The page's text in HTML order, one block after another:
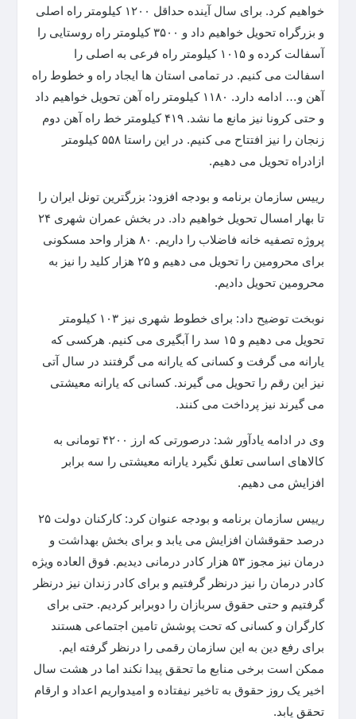
خواهیم کرد. برای سال آینده حداقل ۱۲۰۰ کیلومتر راه اصلی
و بزرگراه تحویل خواهیم داد و ۳۵۰۰ کیلومتر راه روستایی را
آسفالت کرده و ۱۰۱۵ کیلومتر راه فرعی به اصلی را
اسفالت می کنیم. در تمامی استان ها ایجاد راه و خطوط راه
آهن و… ادامه دارد. ۱۱۸۰ کیلومتر راه آهن تحویل خواهیم داد
و حتی کرونا نیز مانع ما نشد. ۴۱۹ کیلومتر خط راه آهن دوم
زنجان را نیز افتتاح می کنیم. در این راستا ۵۵۸ کیلومتر
ازادراه تحویل می دهیم.
رییس سازمان برنامه و بودجه افزود: بزرگترین تونل ایران را
تا بهار امسال تحویل خواهیم داد. در بخش عمران شهری ۲۴
پروژه تصفیه خانه فاضلاب را داریم. ۸۰ هزار واحد مسکونی
برای محرومین را تحویل می دهیم و ۲۵ هزار کلید را نیز به
محرومین تحویل دادیم.
نوبخت توضیح داد: برای خطوط شهری نیز ۱۰۳ کیلومتر
تحویل می دهیم و ۱۵ سد را آبگیری می کنیم. هرکسی که
یارانه می گرفت و کسانی که یارانه می گرفتند در سال آتی
نیز این رقم را تحویل می گیرند. کسانی که یارانه معیشتی
می گیرند نیز پرداخت می کنند.
وی در ادامه یادآور شد: درصورتی که ارز ۴۲۰۰ تومانی به
کالاهای اساسی تعلق نگیرد یارانه معیشتی را سه برابر
افزایش می دهیم.
رییس سازمان برنامه و بودجه عنوان کرد: کارکنان دولت ۲۵
درصد حقوقشان افزایش می یابد و برای بخش بهداشت و
درمان نیز مجوز ۵۳ هزار کادر درمانی دیدیم. فوق العاده ویژه
کادر درمان را نیز درنظر گرفتیم و برای کادر زندان نیز درنظر
گرفتیم و حتی حقوق سربازان را دوبرابر کردیم. حتی برای
کارگران و کسانی که تحت پوشش تامین اجتماعی هستند
برای رفع دین به این سازمان رقمی را درنظر گرفته ایم.
ممکن است برخی منابع ما تحقق پیدا نکند اما در هشت سال
اخیر یک روز حقوق به تاخیر نیفتاده و امیدواریم اعداد و ارقام
تحقق یابد.